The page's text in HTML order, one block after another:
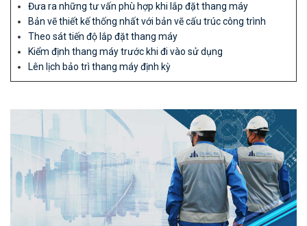
Đưa ra những tư vấn phù hợp khi lắp đặt thang máy
Bản vẽ thiết kế thống nhất với bản vẽ cấu trúc công trình
Theo sát tiến độ lắp đặt thang máy
Kiểm định thang máy trước khi đi vào sử dụng
Lên lịch bảo trì thang máy định kỳ